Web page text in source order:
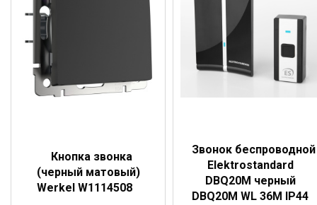
Кнопка звонка
(черный матовый)
Werkel W1114508
Звонок беспроводной
Elektrostandard
DBQ20M черный
DBQ20M WL 36M IP44